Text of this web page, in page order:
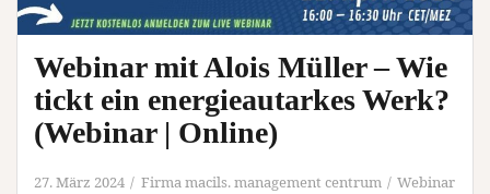
Webinar mit Alois Müller – Wie
tickt ein energieautarkes Werk?
(Webinar | Online)
27. März 2024 Firma macils. management centrum Webinar